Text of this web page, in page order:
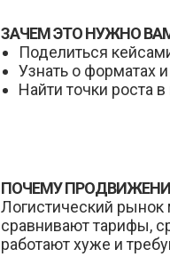
ЗАЧЕМ ЭТО НУЖНО
Поделиться
Узнать о форматах
Найти точки роста
ПОЧЕМУ
Логистический рынок
сравнивают тарифы,
работают хуже и